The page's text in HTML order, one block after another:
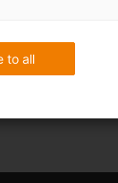
to all